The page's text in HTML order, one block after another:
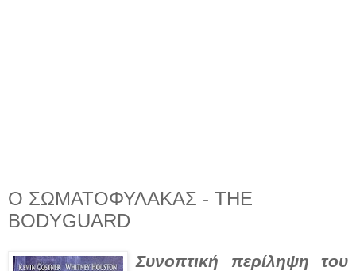
Ο ΣΩΜΑΤΟΦΥΛΑΚΑΣ - THE
BODYGUARD
Συνοπτική περίληψη του